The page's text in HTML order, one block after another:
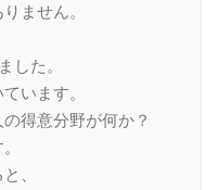
ません。
した。
います。
得意分野が何か？
、